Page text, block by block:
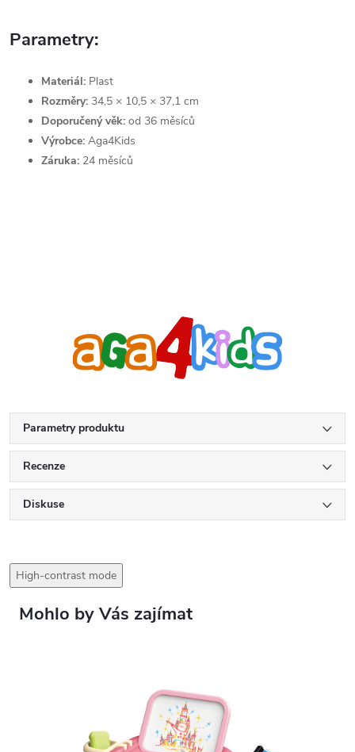
Parametry:
Materiál: Plast
Rozměry: 34,5 × 10,5 × 37,1 cm
Doporučený věk: od 36 měsíců
Výrobce: Aga4Kids
Záruka: 24 měsíců
Parametry produktu
Recenze
Diskuse
High-contrast mode